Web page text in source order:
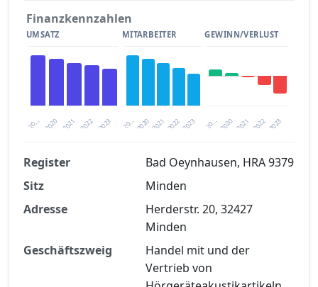
Finanzkennzahlen
UMSATZ
20… 2021 2023
2020 2022
MITARBEITER
20… 2021 2023
2020 2022
GEWINN/VERLUST
20… 2021 2023
2020 2022
Finanzkennzahlen nach kostenloser
Registrierung verfügbar
Jetzt kostenlos registrieren
Register
Bad Oeynhausen, HRA 9379
Sitz
Minden
Adresse
Herderstr. 20, 32427
Minden
Geschäftszweig
Handel mit und der
Vertrieb von